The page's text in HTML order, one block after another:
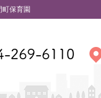
育園
269-6110